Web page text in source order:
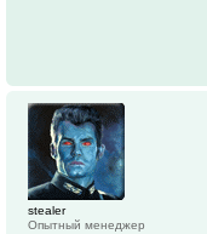
stealer
Опытный менеджер